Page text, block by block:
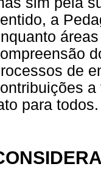
a
de
para todos.